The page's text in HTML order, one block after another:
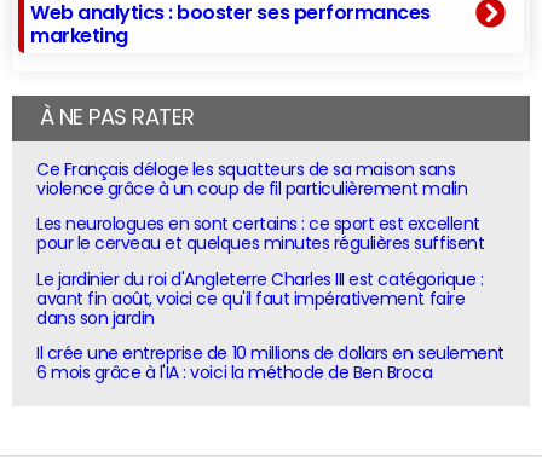
Web analytics : booster ses performances
marketing
À NE PAS RATER
Ce Français déloge les squatteurs de sa maison sans
violence grâce à un coup de fil particulièrement malin
Les neurologues en sont certains : ce sport est excellent
pour le cerveau et quelques minutes régulières suffisent
Le jardinier du roi d'Angleterre Charles III est catégorique :
avant fin août, voici ce qu'il faut impérativement faire
dans son jardin
Il crée une entreprise de 10 millions de dollars en seulement
6 mois grâce à l'IA : voici la méthode de Ben Broca